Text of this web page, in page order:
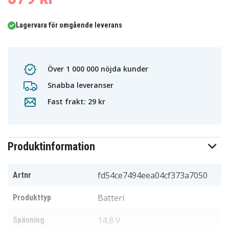
Lagervara för omgående leverans
Över 1 000 000 nöjda kunder
Snabba leveranser
Fast frakt: 29 kr
Produktinformation
Artnr fd54ce7494eea04cf373a7050
Produkttyp Batteri
Spänning 14,8 V